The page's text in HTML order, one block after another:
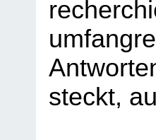
steckt,